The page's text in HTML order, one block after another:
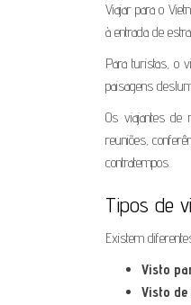
Viajar para o
à entrada de
Para turistas, o
paisagens
Os viajantes de
reuniões,
contratempos.
Tipos de
Existem
Visto
Visto